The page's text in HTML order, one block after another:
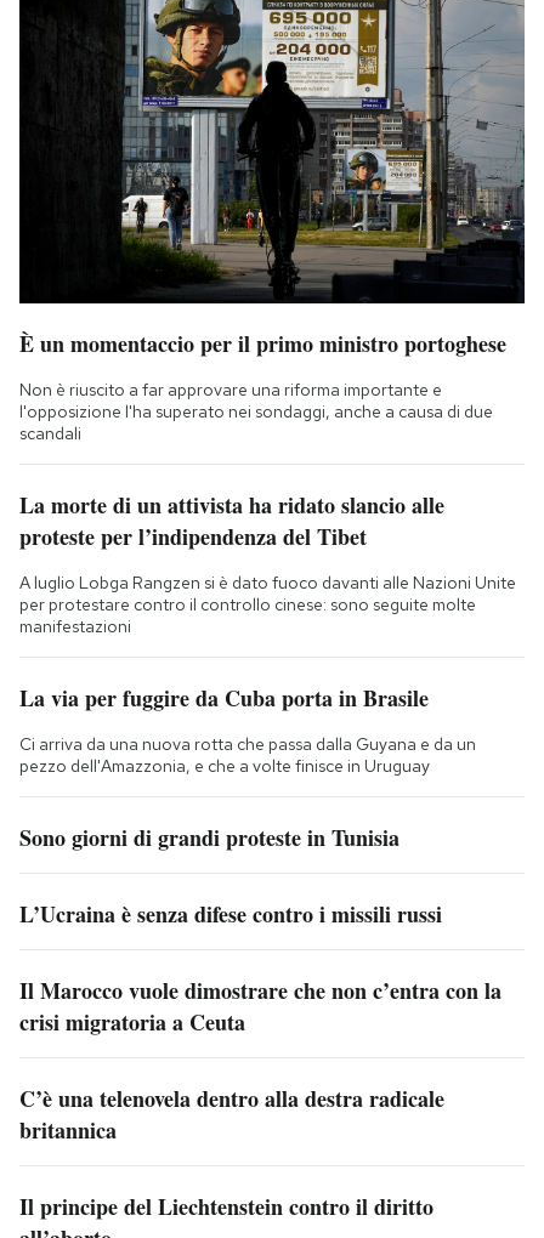
È un momentaccio per il primo ministro portoghese
Non è riuscito a far approvare una riforma importante e
l'opposizione l'ha superato nei sondaggi, anche a causa di due
scandali
La morte di un attivista ha ridato slancio alle
proteste per l’indipendenza del Tibet
A luglio Lobga Rangzen si è dato fuoco davanti alle Nazioni Unite
per protestare contro il controllo cinese: sono seguite molte
manifestazioni
La via per fuggire da Cuba porta in Brasile
Ci arriva da una nuova rotta che passa dalla Guyana e da un
pezzo dell'Amazzonia, e che a volte finisce in Uruguay
Sono giorni di grandi proteste in Tunisia
L’Ucraina è senza difese contro i missili russi
Il Marocco vuole dimostrare che non c’entra con la
crisi migratoria a Ceuta
C’è una telenovela dentro alla destra radicale
britannica
Il principe del Liechtenstein contro il diritto